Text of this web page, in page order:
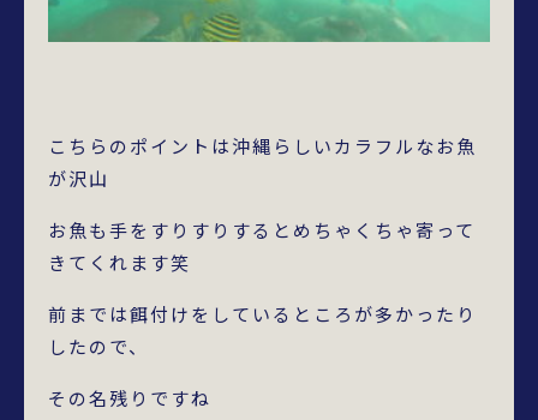
こちらのポイントは沖縄らしいカラフルなお魚
が沢山
お魚も手をすりすりするとめちゃくちゃ寄って
きてくれます笑
前までは餌付けをしているところが多かったり
したので、
その名残りですね